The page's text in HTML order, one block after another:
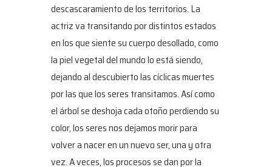
descascaramiento de los territorios. La
actriz va transitando por distintos estados
en los que siente su cuerpo desollado, como
la piel vegetal del mundo lo está siendo,
dejando al descubierto las cíclicas muertes
por las que los seres transitamos. Así como
el árbol se deshoja cada otoño perdiendo su
color, los seres nos dejamos morir para
volver a nacer en un nuevo ser, una y otra
vez. A veces, los procesos se dan por la